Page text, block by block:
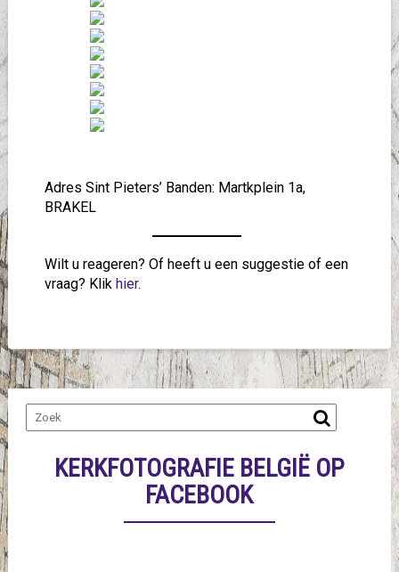
Adres Sint Pieters’ Banden: Martkplein 1a,
BRAKEL
Wilt u reageren? Of heeft u een suggestie of een
vraag? Klik hier.
KERKFOTOGRAFIE BELGIË OP
FACEBOOK